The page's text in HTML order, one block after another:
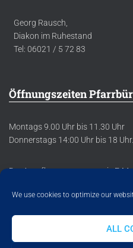
We use cookies to optimize our
ALL
Georg Rausch,
Diakon im Ruhestand
Tel: 06021 / 5 72 83
Öffnungszeiten
Montags 9.00 Uhr bis 11.30 Uhr
Donnerstags 14:00 Uhr bis 18 Uhr.
Der Anrufbeantworter sowie E-
DATENSCHUTZERKLÄRUNG